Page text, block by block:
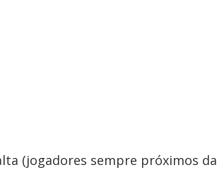
(jogadores sempre próximos da